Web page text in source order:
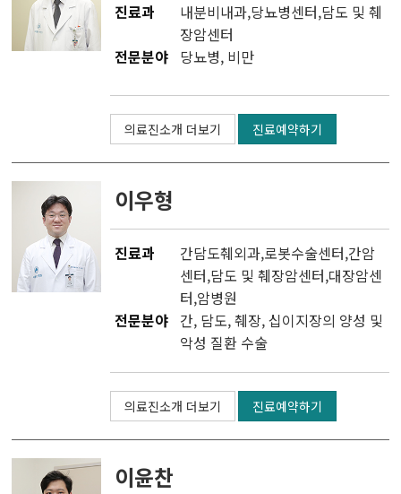
진료과 내분비내과,당뇨병센터,담도 및 췌
장암센터
전문분야 당뇨병, 비만
의료진소개 더보기 진료예약하기
이우형
진료과 간담도췌외과,로봇수술센터,간암
센터,담도 및 췌장암센터,대장암센
터,암병원
전문분야 간, 담도, 췌장, 십이지장의 양성 및
악성 질환 수술
의료진소개 더보기 진료예약하기
이윤찬